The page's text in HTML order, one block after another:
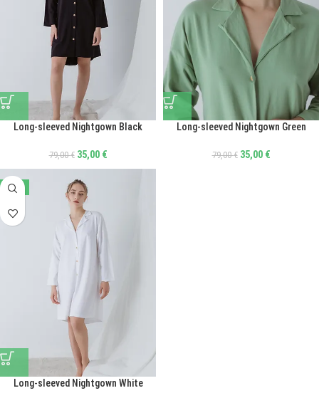
Long-sleeved Nightgown Black
79,00€ 35,00 €
Long-sleeved Nightgown Green
79,00€ 35,00 €
-56%
Long-sleeved Nightgown White